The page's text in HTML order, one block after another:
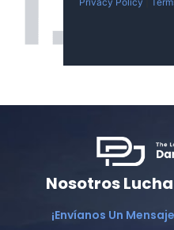
Nosotros
¡Envíanos Un